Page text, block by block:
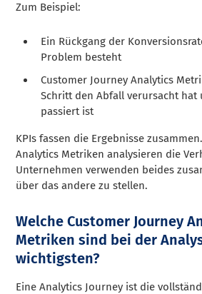
Zum Beispiel:
Ein Rückgang der
Problem besteht
Customer Journey Analytics
Schritt den Abfall verursacht hat
passiert ist
KPIs fassen die Ergebnisse
Analytics Metriken analysieren die
Unternehmen verwenden beides
über das andere zu stellen.
Welche Customer Journey
Metriken sind bei der
wichtigsten?
Eine Analytics Journey ist die